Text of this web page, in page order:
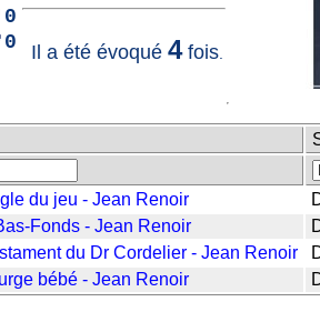
0
0
Il a été évoqué 4fois.
du jeu - Jean Renoir
Fonds - Jean Renoir
du Dr Cordelier - Jean Renoir
bébé - Jean Renoir